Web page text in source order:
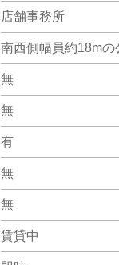
店舗事務所
南西側幅員約18mの
無
無
有
無
無
賃貸中